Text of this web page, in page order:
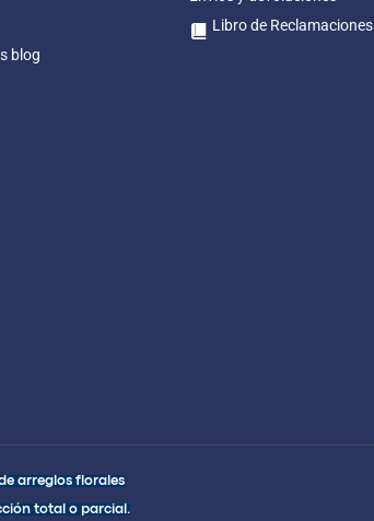
blog
Libro de Reclamaciones
arreglos florales
total o parcial.